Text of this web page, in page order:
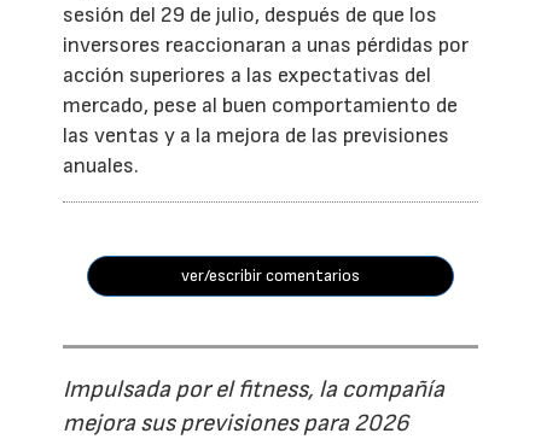
sesión del 29 de julio, después de que los
inversores reaccionaran a unas pérdidas por
acción superiores a las expectativas del
mercado, pese al buen comportamiento de
las ventas y a la mejora de las previsiones
anuales.
ver/escribir comentarios
Impulsada por el fitness, la compañía
mejora sus previsiones para 2026